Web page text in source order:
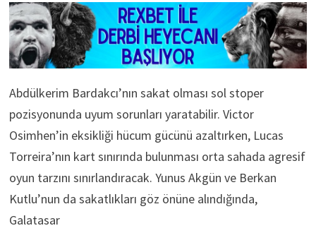
Abdülkerim Bardakcı’nın sakat olması sol stoper
pozisyonunda uyum sorunları yaratabilir. Victor
Osimhen’in eksikliği hücum gücünü azaltırken, Lucas
Torreira’nın kart sınırında bulunması orta sahada agresif
oyun tarzını sınırlandıracak. Yunus Akgün ve Berkan
Kutlu’nun da sakatlıkları göz önüne alındığında,
Galatasar